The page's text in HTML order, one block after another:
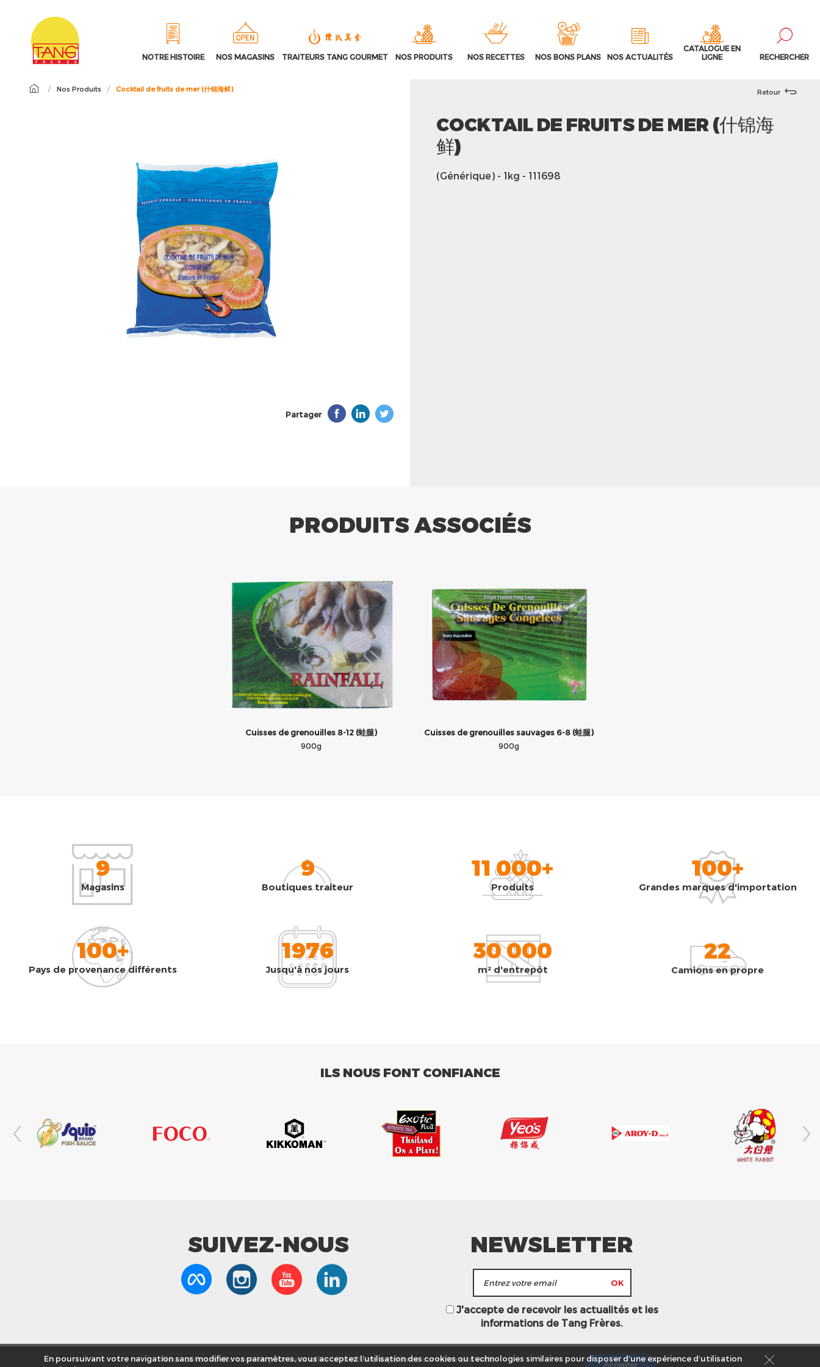
NOTRE HISTOIRE NOS MAGASINS TRAITEURS TANG GOURMET NOS PRODUITS NOS RECETTES NOS BONS PLANS NOS ACTUALITÉS
CATALOGUE EN
LIGNE
RECHERCHER
/ Nos Produits / Cocktail de fruits de mer (什锦海鲜)
Partager
Retour
COCKTAIL DE FRUITS DE MER (什锦海
鲜)
(Générique) - 1kg - 111698
PRODUITS ASSOCIÉS
Cuisses de grenouilles 8-12 (蛙腿)
900g
Cuisses de grenouilles sauvages 6-8 (蛙腿)
900g
9
Magasins
9
Boutiques traiteur
11 000+
Produits
100+
Grandes marques d'importation
100+
Pays de provenance différents
1976
Jusqu'à nos jours
30 000
m² d'entrepôt
22
Camions en propre
ILS NOUS FONT CONFIANCE
SUIVEZ-NOUS NEWSLETTER
J'accepte de recevoir les actualités et les
informations de Tang Frères.
En poursuivant votre navigation sans modifier vos paramètres, vous acceptez l’utilisation des cookies ou technologies similaires pour disposer d’une expérience d’utilisation
Nous utilisons des cookies pour vous offrir la meilleure expérience sur notre site web.